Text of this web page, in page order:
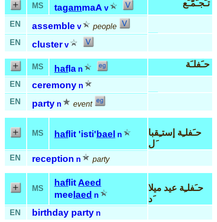
MS tagammaA v تـَجـَمّـَع
EN assemble v
people
EN
cluster v
MS hafla n حـَفلـَة
EN ceremony n
EN
party n event
MS haflit 'isti'bael n
حـَفلـِة إستـِقبا
َل
EN reception n party
MS
haflitAeed
mee laed n
حـَفلـِة عيد ميلا
َد
EN birthday party n